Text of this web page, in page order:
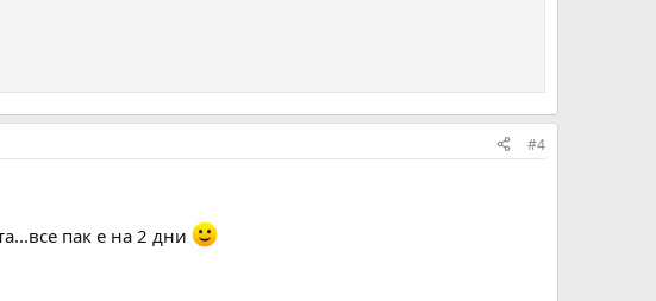
#4
пак е на 2 дни